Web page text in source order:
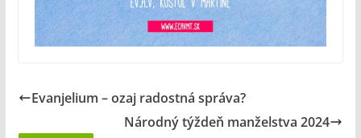
Evanjelium – ozaj radostná správa?
Národný týždeň manželstva 2024